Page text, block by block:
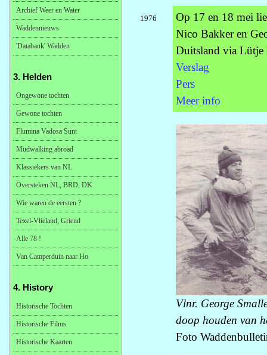
1976
Op 17 en 18 mei
Nico Bakker en
Duitsland via Lütje
Verslag
Pers
Meer info
Vlnr. George
doop houden van
Foto
Archief Weer en Water
Waddennieuws
'Databank' Wadden
3. Helden
Ongewone tochten
Gewone tochten
Flumina Vadosa Sunt
Mudwalking abroad
Klassiekers van NL
Oversteken NL, BRD, DK
Wie waren de eersten ?
Texel-Vlieland, Griend
Alle 78 !
Van Camperduin naar Ho
4. History
Historische Tochten
Historische Films
Historische Kaarten